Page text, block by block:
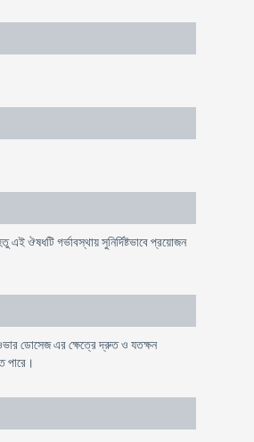
এই ঔষধটি গর্ভাবস্থায় সুনির্দিষ্টভাবে প্রয়োজন
ডােসেজ এর ক্ষেত্রে দ্রুত ও যতক্ষন
পারে।